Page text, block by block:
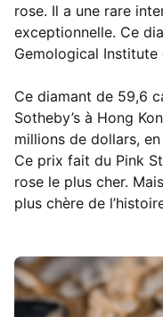
rose. Il a une rare
exceptionnelle. Ce
Gemological Institute
Ce diamant de 59,6
Sotheby’s à Hong
millions de dollars,
Ce prix fait du Pink
rose le plus cher.
plus chère de